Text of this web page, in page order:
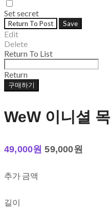
Set secret
Return To Post Save
Edit
Delete
Return To List
Return
구매하기
WeW 이니셜 목
49,000원59,000원
추가 금액
길이